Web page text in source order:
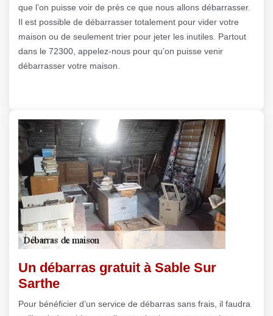
que l’on puisse voir de près ce que nous allons débarrasser.
Il est possible de débarrasser totalement pour vider votre
maison ou de seulement trier pour jeter les inutiles. Partout
dans le 72300, appelez-nous pour qu’on puisse venir
débarrasser votre maison.
Un débarras gratuit à Sable Sur
Sarthe
Pour bénéficier d’un service de débarras sans frais, il faudra